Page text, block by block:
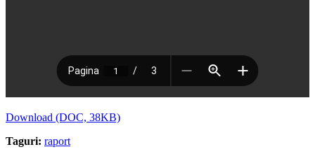
Download (DOC, 38KB)
Taguri: raport